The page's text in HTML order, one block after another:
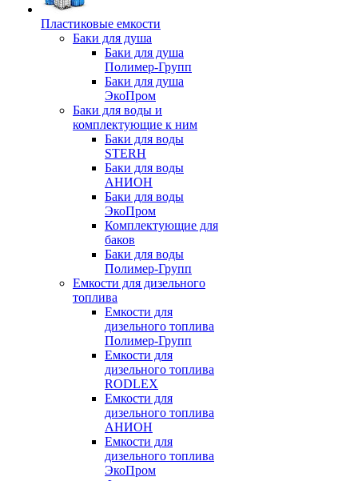
Пластиковые емкости
Баки для душа
Баки для душа
Полимер-Групп
Баки для душа
ЭкоПром
Баки для воды и
комплектующие к ним
Баки для воды
STERH
Баки для воды
АНИОН
Баки для воды
ЭкоПром
Комплектующие для
баков
Баки для воды
Полимер-Групп
Емкости для дизельного
топлива
Емкости для
дизельного топлива
Полимер-Групп
Емкости для
дизельного топлива
RODLEX
Емкости для
дизельного топлива
АНИОН
Емкости для
дизельного топлива
ЭкоПром